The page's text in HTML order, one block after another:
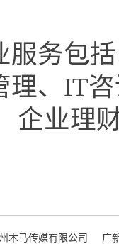
服务包
理、IT
企业理
木马传媒有限公司
广